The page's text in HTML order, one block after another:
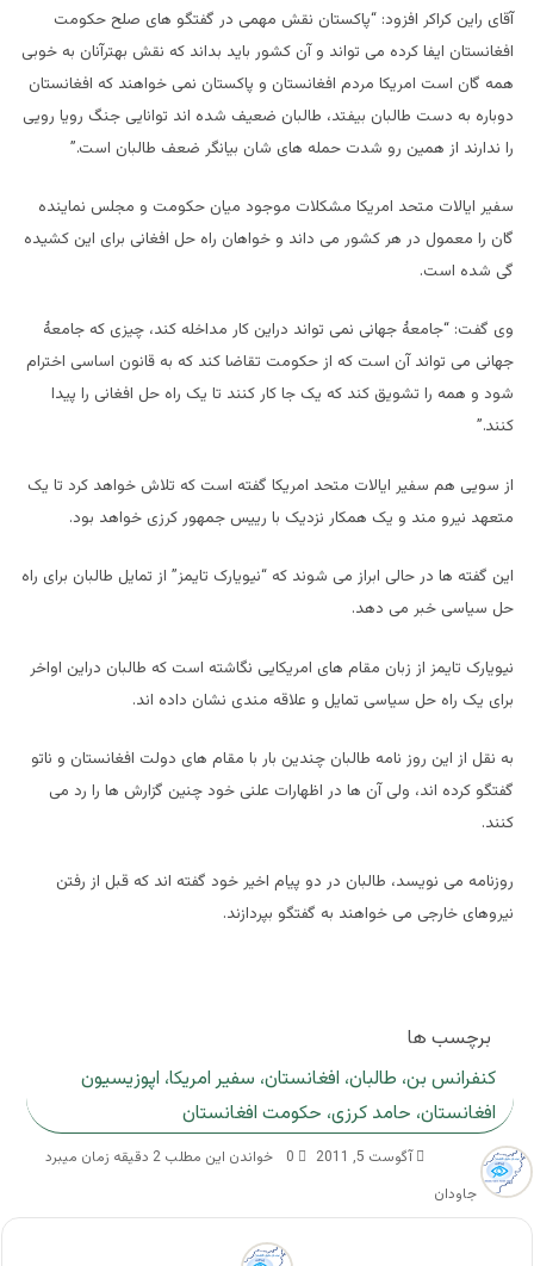
آقای راین کراکر افزود: “پاکستان نقش مهمی در گفتگو های صلح حکومت
افغانستان ایفا کرده می تواند و آن کشور باید بداند که نقش بهترآنان به خوبی
همه گان است امریکا مردم افغانستان و پاکستان نمی خواهند که افغانستان
دوباره به دست طالبان بیفتد، طالبان ضعیف شده اند توانایی جنگ رویا رویی
را ندارند از همین رو شدت حمله های شان بیانگر ضعف طالبان است.”
سفیر ایالات متحد امریکا مشکلات موجود میان حکومت و مجلس نماینده
گان را معمول در هر کشور می داند و خواهان راه حل افغانی برای این کشیده
گی شده است.
وی گفت: “جامعۀ جهانی نمی تواند دراین کار مداخله کند، چیزی که جامعۀ
جهانی می تواند آن است که از حکومت تقاضا کند که به قانون اساسی اخترام
شود و همه را تشویق کند که یک جا کار کنند تا یک راه حل افغانی را پیدا
کنند.”
از سویی هم سفیر ایالات متحد امریکا گفته است که تلاش خواهد کرد تا یک
متعهد نیرو مند و یک همکار نزدیک با رییس جمهور کرزی خواهد بود.
این گفته ها در حالی ابراز می شوند که “نیویارک تایمز” از تمایل طالبان برای راه
حل سیاسی خبر می دهد.
نیویارک تایمز از زبان مقام های امریکایی نگاشته است که طالبان دراین اواخر
برای یک راه حل سیاسی تمایل و علاقه مندی نشان داده اند.
به نقل از این روز نامه طالبان چندین بار با مقام های دولت افغانستان و ناتو
گفتگو کرده اند، ولی آن ها در اظهارات علنی خود چنین گزارش ها را رد می
کنند.
روزنامه می نویسد، طالبان در دو پیام اخیر خود گفته اند که قبل از رفتن
نیروهای خارجی می خواهند به گفتگو بپردازند.
برچسب ها
کنفرانس بن، طالبان، افغانستان، سفیر امریکا، اپوزیسیون
افغانستان، حامد کرزی، حکومت افغانستان
جاودان
آگوست 5, 2011 0 خواندن این مطلب 2 دقیقه زمان میبرد